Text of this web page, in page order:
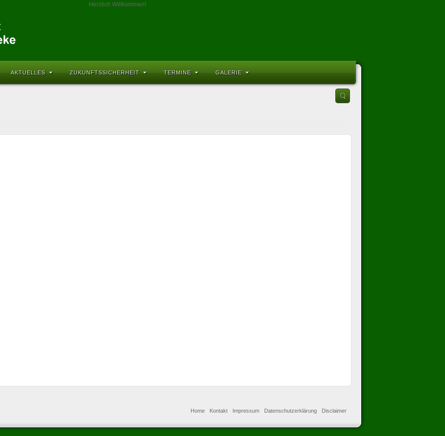
Herzlich Willkommen!
AKTUELLES ZUKUNFTSSICHERHEIT TERMINE GALERIE
Home Kontakt Impressum Datenschutzerklärung Disclaimer